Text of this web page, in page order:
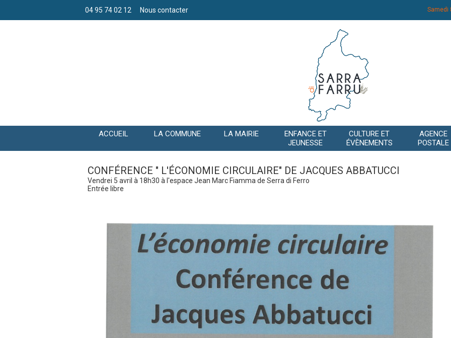
04 95 74 02 12 Nous contacter Samedi
ACCUEIL LA COMMUNE LA MAIRIE
ENFANCE ET
JEUNESSE
CULTURE ET
ÉVÈNEMENTS
AGENCE
POSTALE
CONFÉRENCE " L'ÉCONOMIE CIRCULAIRE" DE JACQUES ABBATUCCI
Vendrei 5 avril à 18h30 à l'espace Jean Marc Fiamma de Serra di Ferro
Entrée libre